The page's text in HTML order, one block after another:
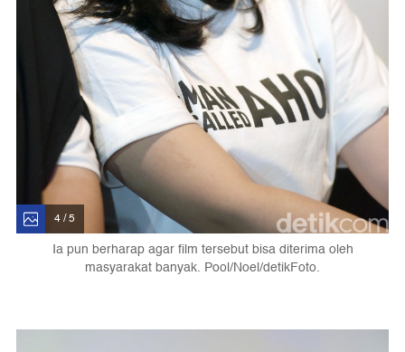
4 / 5
Ia pun berharap agar film tersebut bisa diterima oleh
masyarakat banyak. Pool/Noel/detikFoto.